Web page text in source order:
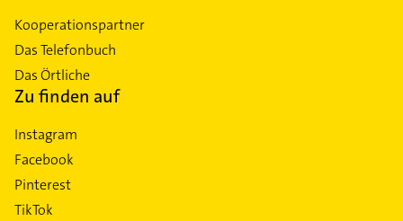
Kooperationspartner
Das Telefonbuch
Das Örtliche
Zu finden auf
Instagram
Facebook
Pinterest
TikTok